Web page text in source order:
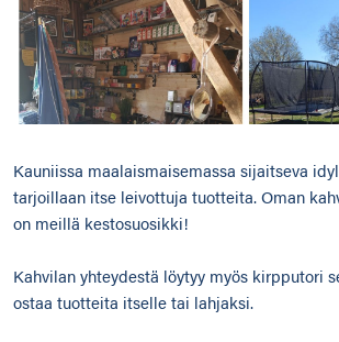
Kauniissa maalaismaisemassa sijaitseva
tarjoillaan itse leivottuja tuotteita. Oman
on meillä kestosuosikki!
Kahvilan yhteydestä löytyy myös kirpputori
ostaa tuotteita itselle tai lahjaksi.